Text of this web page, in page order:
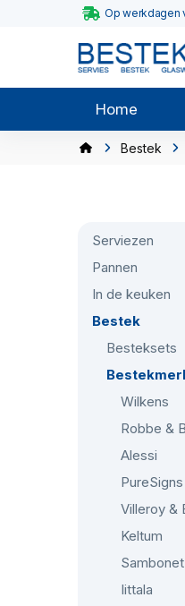
Op werkdagen
Home
Bestek
Serviezen
Pannen
In de keuken
Bestek
Besteksets
Wilkens
Robbe &
Alessi
PureSigns
Villeroy &
Keltum
Sambonet
Iittala